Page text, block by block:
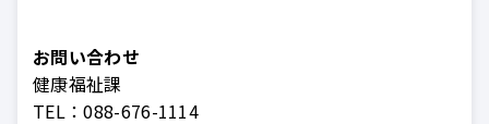
お問い合わせ
健康福祉課
TEL：088-676-1114